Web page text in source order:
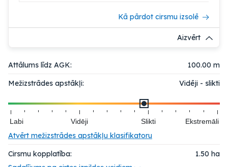
Kā pārdot cirsmu izsolē
Aizvērt
Attālums līdz AGK:
100.00 m
Mežizstrādes apstākļi:
Vidēji - slikti
Labi Vidēji Slikti Ekstremāli
Atvērt mežizstrādes apstākļu klasifikatoru
Cirsmu kopplatība:
1.50 ha